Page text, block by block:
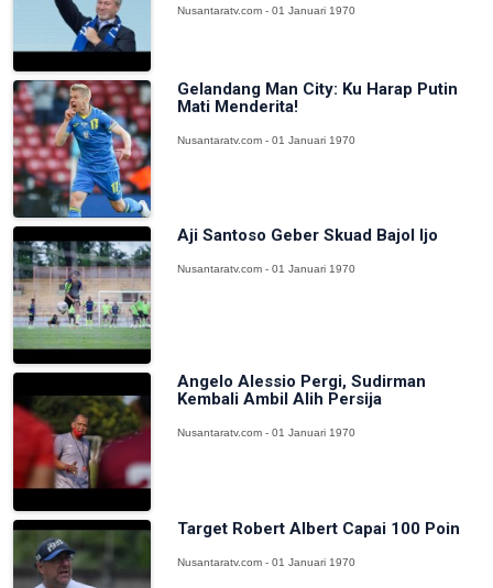
Nusantaratv.com - 01 Januari 1970
Gelandang Man City: Ku Harap Putin
Mati Menderita!
Nusantaratv.com - 01 Januari 1970
Aji Santoso Geber Skuad Bajol Ijo
Nusantaratv.com - 01 Januari 1970
Angelo Alessio Pergi, Sudirman
Kembali Ambil Alih Persija
Nusantaratv.com - 01 Januari 1970
Target Robert Albert Capai 100 Poin
Nusantaratv.com - 01 Januari 1970